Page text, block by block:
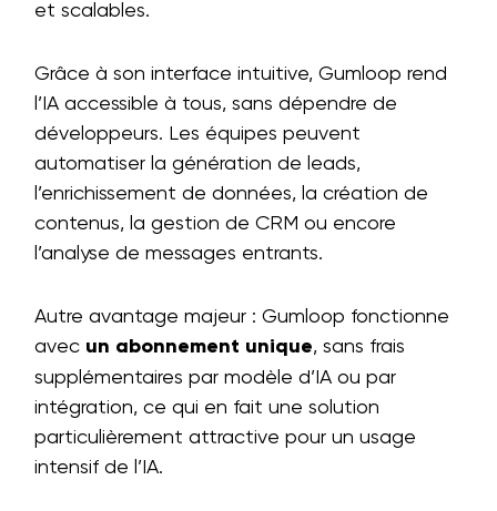
et scalables.
Grâce à son interface intuitive, Gumloop rend
l’IA accessible à tous, sans dépendre de
développeurs. Les équipes peuvent
automatiser la génération de leads,
l’enrichissement de données, la création de
contenus, la gestion de CRM ou encore
l’analyse de messages entrants.
Autre avantage majeur : Gumloop fonctionne
avec un abonnement unique, sans frais
supplémentaires par modèle d’IA ou par
intégration, ce qui en fait une solution
particulièrement attractive pour un usage
intensif de l’IA.